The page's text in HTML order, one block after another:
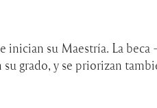
inician su Maestría. La
grado, y se priorizan